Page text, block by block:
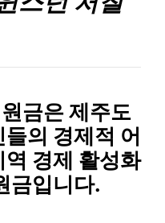
금은 제주도
의 경제적 어
경제 활성화
금입니다.